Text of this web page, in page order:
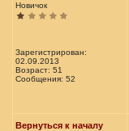
Новичок
Зарегистрирован:
02.09.2013
Возраст: 51
Сообщения: 52
Вернуться к началу